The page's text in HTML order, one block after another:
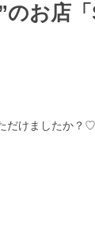
お店
だけましたか？♡